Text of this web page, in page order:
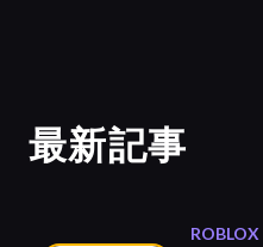
最新記事
ROBLOX